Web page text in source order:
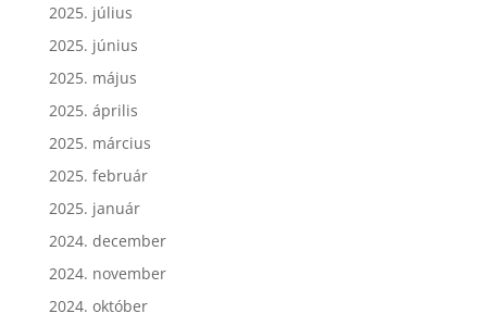
2025. július
2025. június
2025. május
2025. április
2025. március
2025. február
2025. január
2024. december
2024. november
2024. október